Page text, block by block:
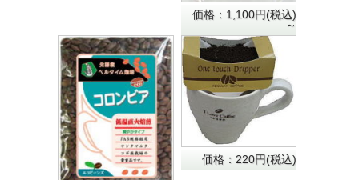
価格：1,100円(税込)
～
価格：220円(税込)